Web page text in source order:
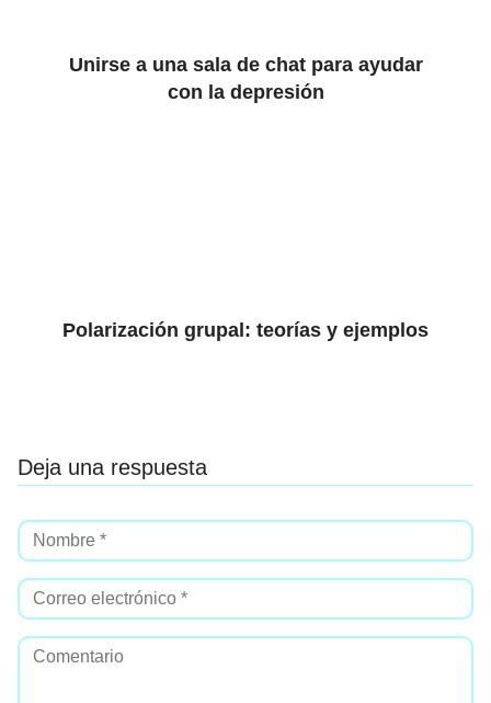
Unirse a una sala de chat para ayudar
con la depresión
Polarización grupal: teorías y ejemplos
Deja una respuesta